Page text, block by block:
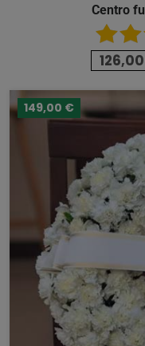
Centro
149,00 €